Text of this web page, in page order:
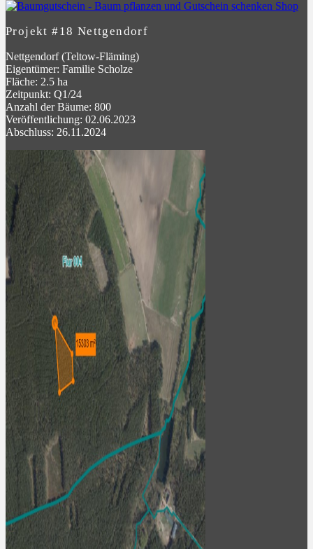
Projekt #18 Nettgendorf
Nettgendorf (Teltow-Fläming)
Eigentümer: Familie Scholze
Fläche: 2.5 ha
Zeitpunkt: Q1/24
Anzahl der Bäume: 800
Veröffentlichung: 02.06.2023
Abschluss: 26.11.2024